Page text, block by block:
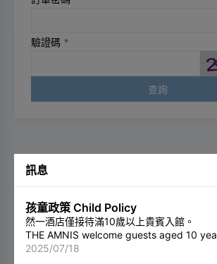
驗證碼 *
查詢
訊息
孩童政策 Child Policy
然一酒店僅接待滿10歲以上貴賓入館。
THE AMNIS welcome guests aged 10
2025/07/18